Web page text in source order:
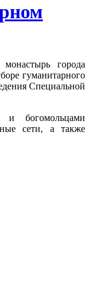
города
гуманитарного
Специальной
и богомольцами
сети, а также